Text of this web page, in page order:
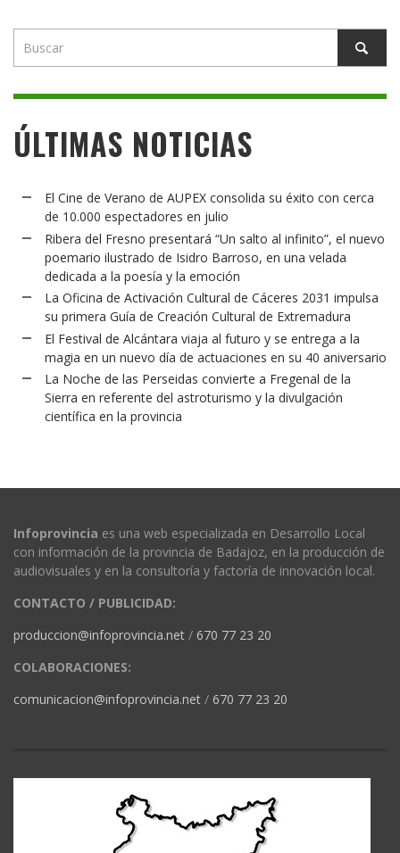
ÚLTIMAS NOTICIAS
El Cine de Verano de AUPEX consolida su éxito con cerca
de 10.000 espectadores en julio
Ribera del Fresno presentará “Un salto al infinito”, el nuevo
poemario ilustrado de Isidro Barroso, en una velada
dedicada a la poesía y la emoción
La Oficina de Activación Cultural de Cáceres 2031 impulsa
su primera Guía de Creación Cultural de Extremadura
El Festival de Alcántara viaja al futuro y se entrega a la
magia en un nuevo día de actuaciones en su 40 aniversario
La Noche de las Perseidas convierte a Fregenal de la
Sierra en referente del astroturismo y la divulgación
científica en la provincia
Infoprovincia es una web especializada en Desarrollo Local
con información de la provincia de Badajoz, en la producción de
audiovisuales y en la consultoría y factoría de innovación local.
CONTACTO / PUBLICIDAD:
produccion@infoprovincia.net / 670 77 23 20
COLABORACIONES:
comunicacion@infoprovincia.net / 670 77 23 20